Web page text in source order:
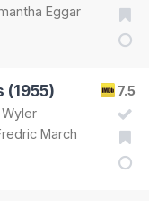
Eggar
7.5
(1955)
March